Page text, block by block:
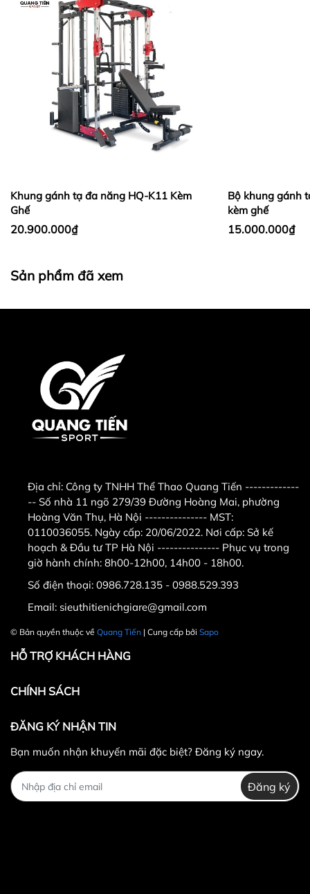
Khung gánh tạ đa năng HQ-K11 Kèm
Ghế
20.900.000₫
Bộ khung gánh
kèm ghế
15.000.000₫
Sản phẩm đã xem
Địa chỉ: Công ty TNHH Thể Thao Quang Tiến -------------
-- Số nhà 11 ngõ 279/39 Đường Hoàng Mai, phường
Hoàng Văn Thụ, Hà Nội --------------- MST:
0110036055. Ngày cấp: 20/06/2022. Nơi cấp: Sở kế
hoạch & Đầu tư TP Hà Nội --------------- Phục vụ trong
giờ hành chính: 8h00-12h00, 14h00 - 18h00.
Số điện thoại: 0986.728.135 - 0988.529.393
Email: sieuthitienichgiare@gmail.com
© Bản quyền thuộc về Quang Tiến | Cung cấp bởi Sapo
HỖ TRỢ KHÁCH HÀNG
CHÍNH SÁCH
ĐĂNG KÝ NHẬN TIN
Bạn muốn nhận khuyến mãi đặc biệt? Đăng ký ngay.
Đăng ký